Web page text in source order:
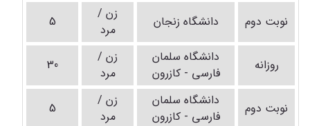
نوبت دوم دانشگاه زنجان
زن /
مرد
5
روزانه
دانشگاه سلمان
فارسی - کازرون
زن /
مرد
30
نوبت دوم
دانشگاه سلمان
فارسی - کازرون
زن /
مرد
5